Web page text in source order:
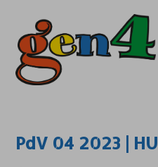
PdV 04 2023 | HU